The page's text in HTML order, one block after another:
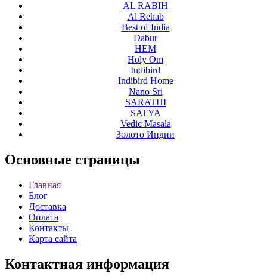
AL RABIH
Al Rehab
Best of India
Dabur
HEM
Holy Om
Indibird
Indibird Home
Nano Sri
SARATHI
SATYA
Vedic Masala
Золото Индии
Основные страницы
Главная
Блог
Доставка
Оплата
Контакты
Карта сайта
Контактная информация